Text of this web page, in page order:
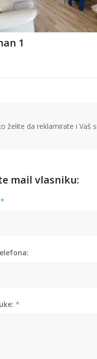
1
želite da reklamirate i Vaš
mail vlasniku:
*
*